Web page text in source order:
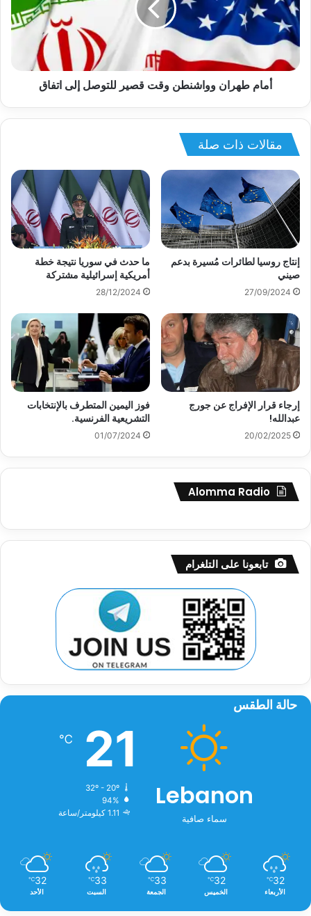
أمام طهران وواشنطن وقت قصير للتوصل إلى اتفاق
مقالات ذات صلة
إنتاج روسيا لطائرات مُسيرة بدعم
صيني
27/09/2024
ما حدث في سوريا نتيجة خطة
أمريكية إسرائيلية مشتركة
28/12/2024
إرجاء قرار الإفراج عن جورج
عبدالله!
20/02/2025
فوز اليمين المتطرف بالإنتخابات
التشريعية الفرنسية.
01/07/2024
Alomma Radio
تابعونا على التلغرام
حالة الطقس
Lebanon
سماء صافية
21
℃
32º - 20º
94%
1.11 كيلومتر/ساعة
32
℃
الأربعاء
32
℃
الخميس
33
℃
الجمعة
33
℃
السبت
32
℃
الأحد